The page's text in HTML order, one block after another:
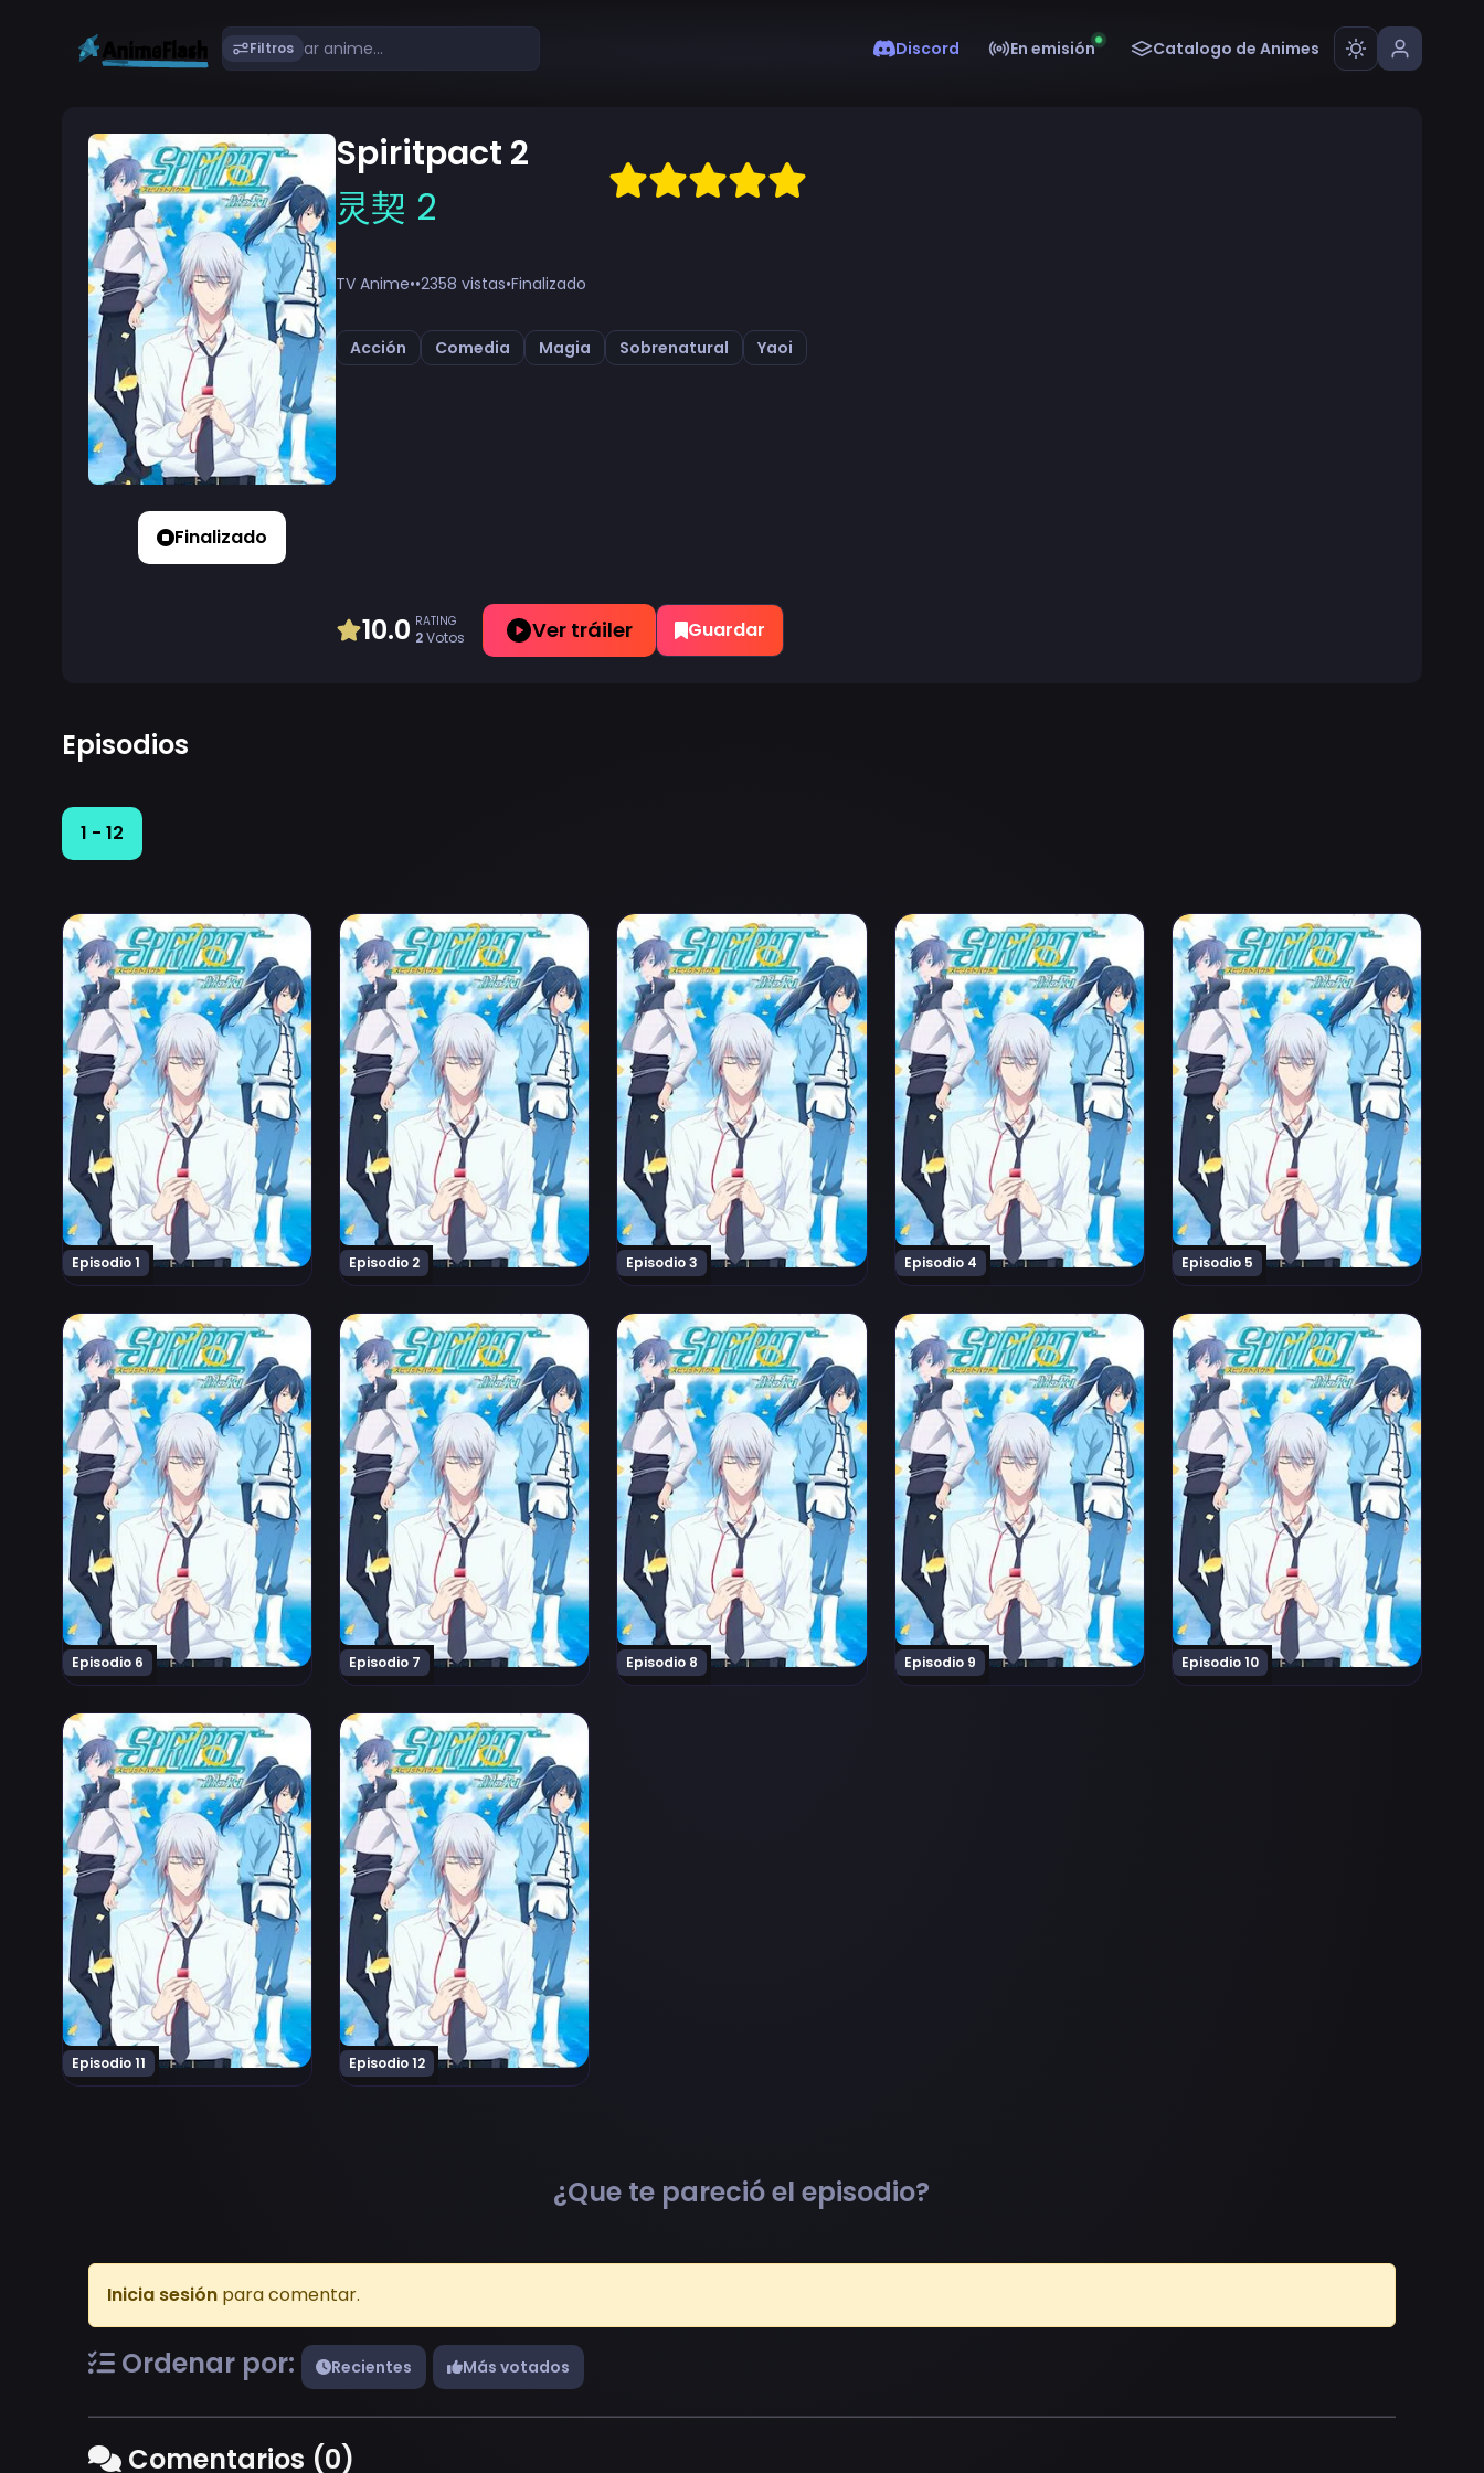
Filtros Discord En emisión Catalogo de Animes
Spiritpact 2
灵契 2
TV Anime••2358 vistas•Finalizado
Acción Comedia Magia Sobrenatural Yaoi
10.0 RATING
2Votos Ver tráiler Guardar
Finalizado
Episodios
1 - 12
Episodio 1
Ver Spiritpact 2 Episodio 1
Episodio 2
Ver Spiritpact 2 Episodio 2
Episodio 3
Ver Spiritpact 2 Episodio 3
Episodio 4
Ver Spiritpact 2 Episodio 4
Episodio 5
Ver Spiritpact 2 Episodio 5
Episodio 6
Ver Spiritpact 2 Episodio 6
Episodio 7
Ver Spiritpact 2 Episodio 7
Episodio 8
Ver Spiritpact 2 Episodio 8
Episodio 9
Ver Spiritpact 2 Episodio 9
Episodio 10
Ver Spiritpact 2 Episodio 10
Episodio 11
Ver Spiritpact 2 Episodio 11
Episodio 12
Ver Spiritpact 2 Episodio 12
¿Que te pareció el episodio?
Inicia sesión para comentar.
Ordenar por: Recientes Más votados
Comentarios (0)